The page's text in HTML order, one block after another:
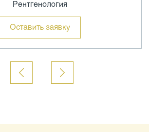
Рентгенология
Оставить заявку